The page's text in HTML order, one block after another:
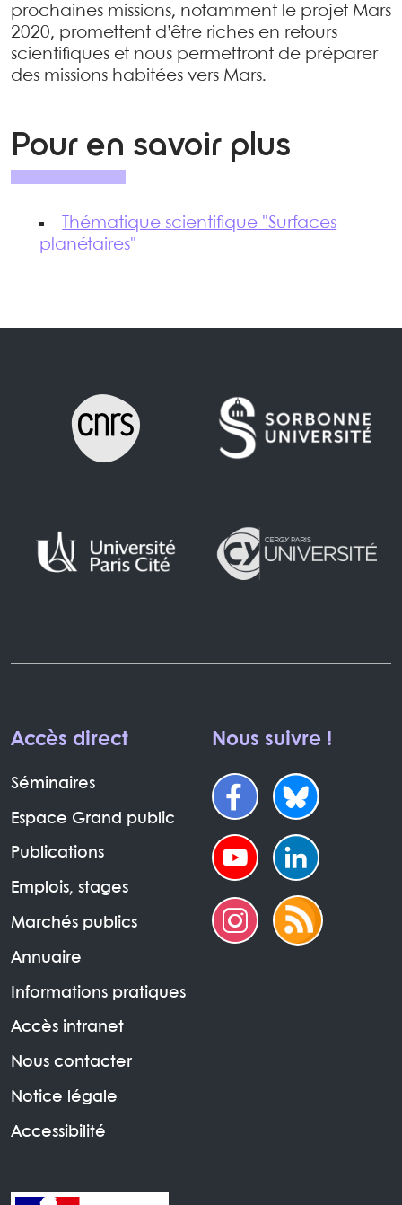
prochaines missions, notamment le projet Mars
2020, promettent d’être riches en retours
scientifiques et nous permettront de préparer
des missions habitées vers Mars.
Pour en savoir plus
Thématique scientifique "Surfaces
planétaires"
Accès direct
Séminaires
Espace Grand public
Publications
Emplois, stages
Marchés publics
Annuaire
Informations pratiques
Accès intranet
Nous contacter
Notice légale
Accessibilité
Nous suivre !